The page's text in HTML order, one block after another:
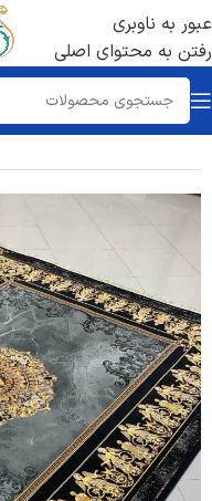
عبور به ناوبری
رفتن به محتوای اصلی
خانه/فرش 1200 شانه /تراکم 3600 ساده